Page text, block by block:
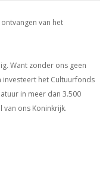
van het
Want zonder ons geen
investeert het Cultuurfonds
in meer dan 3.500
ons Koninkrijk.